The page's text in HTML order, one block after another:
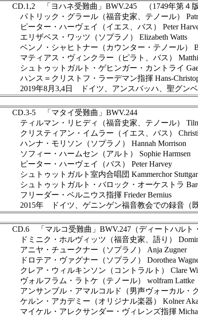
CD.1,2 「ヨハネ受難曲」BWV.245 （1749年第４版
パトリック・グラール（福音史家、テノール）
ピーター・ハーヴェイ（イエス、バス） Peter
エリザベス・ワッツ（ソプラノ） Elizabeth Watts
ベンノ・シャヒトナー（カウンター・テノール）
マティアス・ヴィンクラー（ピラト、バス）
シュトゥットガルト・ゲヒンガー・カントライ
ハンス＝クリストフ・ラーデマン指揮 Hans-
2019年8月3,4日 ドイツ、アンスバッハ、聖グンベル
CD.3-5 「マタイ受難曲」BWV.244
ティルマン・リヒディ（福音史家、テノール）
クリスティアン・イムラー（イエス、バス）
ハンナ・モリソン（ソプラノ） Hannah Morrison
ソフィー・ハームセン（アルト） Sophie Harmsen
ピーター・ハーヴェイ（バス） Peter Harvey
シュトゥットガルト室内合唱団 Kammerchor
シュトゥットガルト・バロック・オーケストラ
フリーダー・ベルニウス指揮 Frieder Bernius
2015年 ドイツ、ゲニンゲン福音教会での録音（既発
CD.6 「マルコ受難曲」BWV.247（ディートハルト・
ドミニク・ホルヴィッツ（福音史家、語り）
アニヤ・チュークナー（ソプラノ） Anja Zugner
ドロテア・ヴァグナー（ソプラノ） Dorothea
クレア・ウィルキンソン（コントラルト） Clare
ヴォルフラム・ラトケ（テノール） wolfram Lattke
アンサンブル・アマルコルド（男声ヴォーカル・グ
ケルン・アカデミー（オリジナル楽器） Kolner
マイケル・アレクサンダー・ヴィレンズ指揮 Michael